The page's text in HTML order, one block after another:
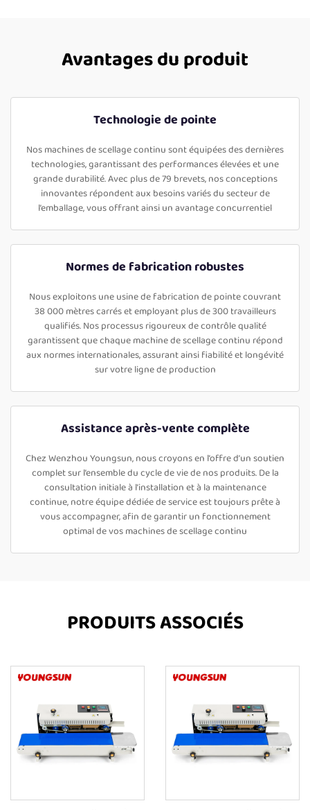
Avantages du produit
Technologie de pointe
Nos machines de scellage continu sont équipées des dernières
technologies, garantissant des performances élevées et une
grande durabilité. Avec plus de 79 brevets, nos conceptions
innovantes répondent aux besoins variés du secteur de
l’emballage, vous offrant ainsi un avantage concurrentiel
Normes de fabrication robustes
Nous exploitons une usine de fabrication de pointe couvrant
38 000 mètres carrés et employant plus de 300 travailleurs
qualifiés. Nos processus rigoureux de contrôle qualité
garantissent que chaque machine de scellage continu répond
aux normes internationales, assurant ainsi fiabilité et longévité
sur votre ligne de production
Assistance après-vente complète
Chez Wenzhou Youngsun, nous croyons en l’offre d’un soutien
complet sur l’ensemble du cycle de vie de nos produits. De la
consultation initiale à l’installation et à la maintenance
continue, notre équipe dédiée de service est toujours prête à
vous accompagner, afin de garantir un fonctionnement
optimal de vos machines de scellage continu
PRODUITS ASSOCIÉS